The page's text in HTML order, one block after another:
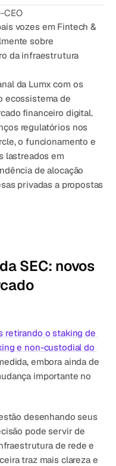
Comece agora
CEO
vozes em Fintech &
sobre
da infraestrutura
da Lumx com os
ecossistema de
financeiro digital.
regulatórios nos
o funcionamento e
lastreados em
de alocação
privadas a propostas
SEC: novos
retirando o staking de
e non-custodial do
embora ainda de
importante no
desenhando seus
pode servir de
de rede e
traz mais clareza e